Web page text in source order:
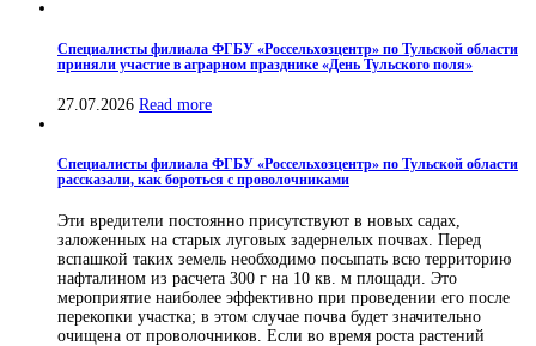
Специалисты филиала ФГБУ «Россельхозцентр» по Тульской области
приняли участие в аграрном празднике «День Тульского поля»
27.07.2026 Read more
Специалисты филиала ФГБУ «Россельхозцентр» по Тульской области
рассказали, как бороться с проволочниками
Эти вредители постоянно присутствуют в новых садах,
заложенных на старых луговых задернелых почвах. Перед
вспашкой таких земель необходимо посыпать всю территорию
нафталином из расчета 300 г на 10 кв. м площади. Это
мероприятие наиболее эффективно при проведении его после
перекопки участка; в этом случае почва будет значительно
очищена от проволочников. Если во время роста растений